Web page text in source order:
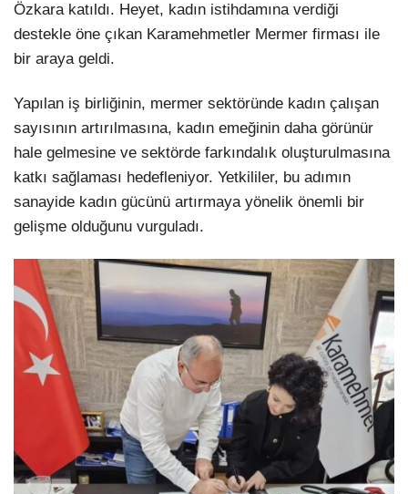
Özkara katıldı. Heyet, kadın istihdamına verdiği
destekle öne çıkan Karamehmetler Mermer firması ile
bir araya geldi.
Yapılan iş birliğinin, mermer sektöründe kadın çalışan
sayısının artırılmasına, kadın emeğinin daha görünür
hale gelmesine ve sektörde farkındalık oluşturulmasına
katkı sağlaması hedefleniyor. Yetkililer, bu adımın
sanayide kadın gücünü artırmaya yönelik önemli bir
gelişme olduğunu vurguladı.